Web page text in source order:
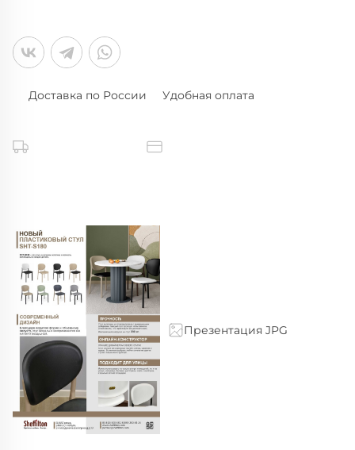
Доставка по России Удобная оплата
Презентация JPG